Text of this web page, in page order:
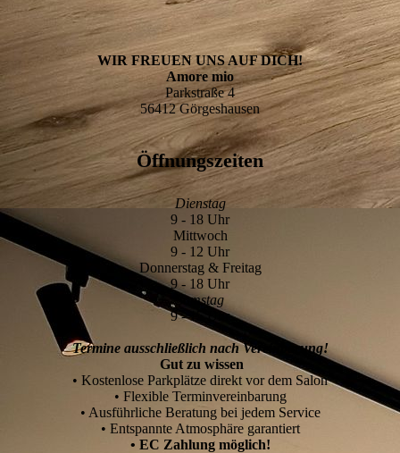
WIR FREUEN UNS AUF DICH!
Amore mio
Parkstraße 4
56412 Görgeshausen
Öffnungszeiten
Dienstag
9 - 18 Uhr
Mittwoch
9 - 12 Uhr
Donnerstag & Freitag
9 - 18 Uhr
Samstag
9 - 15 Uhr
Termine ausschließlich nach Vereinbarung!
Gut zu wissen
• Kostenlose Parkplätze direkt vor dem Salon
• Flexible Terminvereinbarung
• Ausführliche Beratung bei jedem Service
• Entspannte Atmosphäre garantiert
• EC Zahlung möglich!